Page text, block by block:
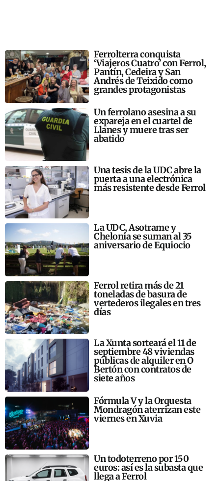
Ferrolterra conquista
‘Viajeros Cuatro’ con Ferrol,
Pantín, Cedeira y San
Andrés de Teixido como
grandes protagonistas
Un ferrolano asesina a su
expareja en el cuartel de
Llanes y muere tras ser
abatido
Una tesis de la UDC abre la
puerta a una electrónica
más resistente desde Ferrol
La UDC, Asotrame y
Chelonia se suman al 35
aniversario de Equiocio
Ferrol retira más de 21
toneladas de basura de
vertederos ilegales en tres
días
La Xunta sorteará el 11 de
septiembre 48 viviendas
públicas de alquiler en O
Bertón con contratos de
siete años
Fórmula V y la Orquesta
Mondragón aterrizan este
viernes en Xuvia
Un todoterreno por 150
euros: así es la subasta que
llega a Ferrol